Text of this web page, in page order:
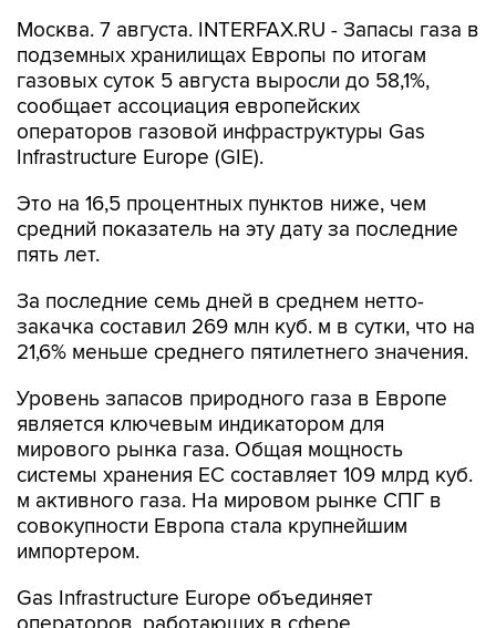
Москва. 7 августа. INTERFAX.RU - Запасы газа в
подземных хранилищах Европы по итогам
газовых суток 5 августа выросли до 58,1%,
сообщает ассоциация европейских
операторов газовой инфраструктуры Gas
Infrastructure Europe (GIE).
Это на 16,5 процентных пунктов ниже, чем
средний показатель на эту дату за последние
пять лет.
За последние семь дней в среднем нетто-
закачка составил 269 млн куб. м в сутки, что на
21,6% меньше среднего пятилетнего значения.
Уровень запасов природного газа в Европе
является ключевым индикатором для
мирового рынка газа. Общая мощность
системы хранения ЕС составляет 109 млрд куб.
м активного газа. На мировом рынке СПГ в
совокупности Европа стала крупнейшим
импортером.
Gas Infrastructure Europe объединяет